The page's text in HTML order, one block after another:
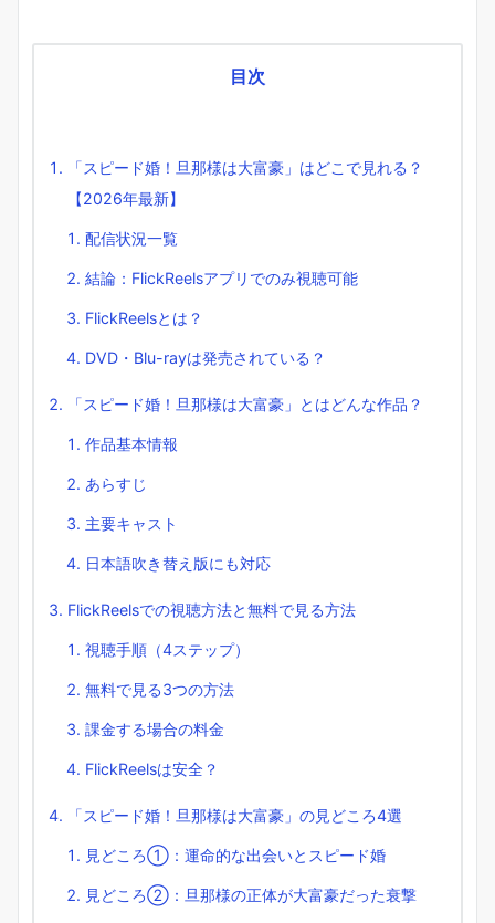
目次
「スピード婚！旦那様は大富豪」はどこで見れる？
【2026年最新】
配信状況一覧
結論：FlickReelsアプリでのみ視聴可能
FlickReelsとは？
DVD・Blu-rayは発売されている？
「スピード婚！旦那様は大富豪」とはどんな作品？
作品基本情報
あらすじ
主要キャスト
日本語吹き替え版にも対応
FlickReelsでの視聴方法と無料で見る方法
視聴手順（4ステップ）
無料で見る3つの方法
課金する場合の料金
FlickReelsは安全？
「スピード婚！旦那様は大富豪」の見どころ4選
見どころ①：運命的な出会いとスピード婚
見どころ②：旦那様の正体が大富豪だった衰撃